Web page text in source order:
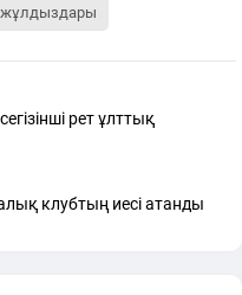
жұлдыздары
рет ұлттық
клубтың иесі атанды